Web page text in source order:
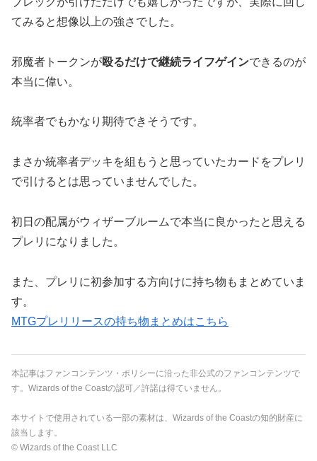
てみると想像以上の強さでした。
邪魔者トークンが殴るだけで継続ライフゲインできるのが
本当に偉い。
統率者でもかなり期待できそうです。
まさか統率者デッキを組もうと思っていたカードをプレリ
で引けるとは思っていませんでした。
初日の配属がウィザーブルームで本当に良かったと思える
プレリになりました。
また、プレリに初参加する方向けに持ち物もまとめていま
す。
MTGプレリリースの持ち物まとめはこちら
本記事はファンコンテンツ・ポリシーに沿った非公式のファンコンテンツで
す。Wizards of the Coastの認可／許諾は得ていません。
本サイトで使用されている一部の素材は、Wizards of the Coastの知的財産に
該当します。
© Wizards of the Coast LLC